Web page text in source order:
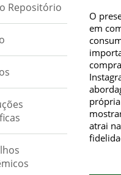
Repositório
O
em
atrai